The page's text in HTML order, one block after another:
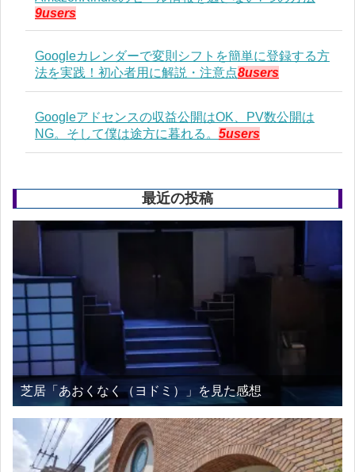
9users
Googleカレンダーで変則シフトを簡単に登録する方
法を実践！初心者用に解説・注意点8users
Googleアドセンスの収益公開はOK、PV数公開は
NG。そして僕は途方に暮れる。 5users
最近の投稿
芝居「あおくなく（ヨドミ）」を見た感想